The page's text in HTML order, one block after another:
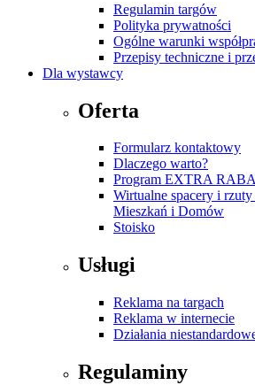
Regulamin targów
Polityka prywatności
Ogólne warunki
Przepisy techniczne i
Dla wystawcy
Oferta
Formularz kontaktowy
Dlaczego warto?
Program EXTRA
Wirtualne spacery i
Mieszkań i Domów
Stoisko
Usługi
Reklama na targach
Reklama w internecie
Działania
Regulaminy